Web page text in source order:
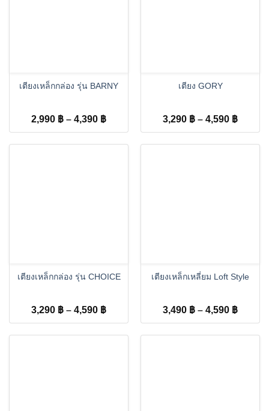
เตียงเหล็กกล่อง รุ่น BARNY
2,990 ฿ – 4,390 ฿Price
range:
เตียง GORY
3,290 ฿ – 4,590 ฿Price
range:
เตียงเหล็กกล่อง รุ่น CHOICE
3,290 ฿ – 4,590 ฿Price
range:
เตียงเหล็กเหลี่ยม Loft Style
3,490 ฿ – 4,590 ฿Price
range: